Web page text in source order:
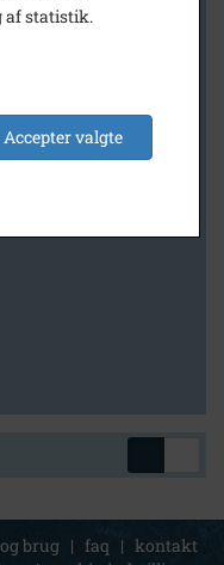
og Omegn
brug | faq | kontakt
af statistik.
Accepter valgte